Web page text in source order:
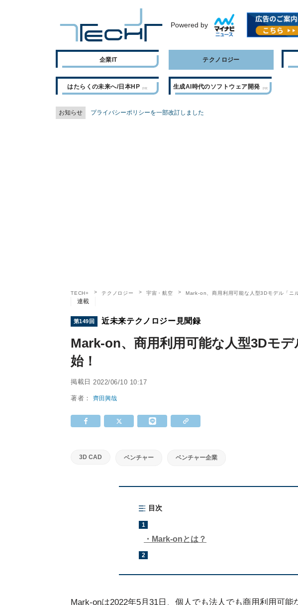
Powered by
企業IT テクノロジー
はたらくの未来へ/日本HP 生成AI時代のソフトウェア開発
お知らせ プライバシーポリシーを一部改訂しました
TECH+ テクノロジー 宇宙・航空 Mark-on、商用利用可能な人型3Dモデル「ニ
連載
第149回 近未来テクノロジー見聞録
Mark-on、商用利用可能な人型3Dモ
始！
掲載日 2022/06/10 10:17
著者：齊田興哉
3D CAD ベンチャー ベンチャー企業
目次
1
Mark-onとは？
2
Mark-onは2022年5月31日、個人でも法人でも商用利用可